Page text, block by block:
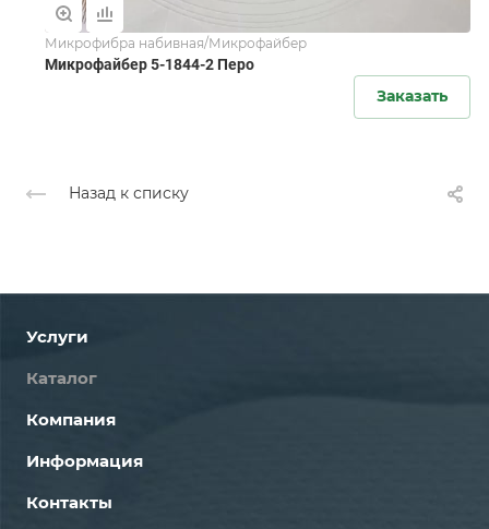
Микрофибра набивная/Микрофайбер
Микрофайбер 5-1844-2 Перо
Заказать
Назад к списку
Услуги
Каталог
Компания
Информация
Контакты